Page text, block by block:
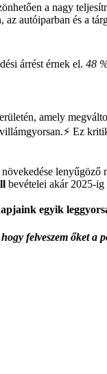
a nagy
autóiparban és a
árrést érnek el. 48
amely
Ez
lenyűgöző
bevételei akár 2025-
egyik
felveszem őket